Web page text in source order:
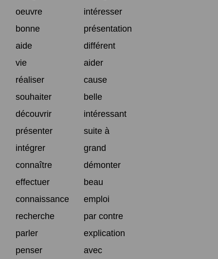
oeuvre
intéresser
bonne
présentation
aide
différent
vie
aider
réaliser
cause
souhaiter
belle
découvrir
intéressant
présenter
suite à
intégrer
grand
connaître
démonter
effectuer
beau
connaissance
emploi
recherche
par contre
parler
explication
penser
avec